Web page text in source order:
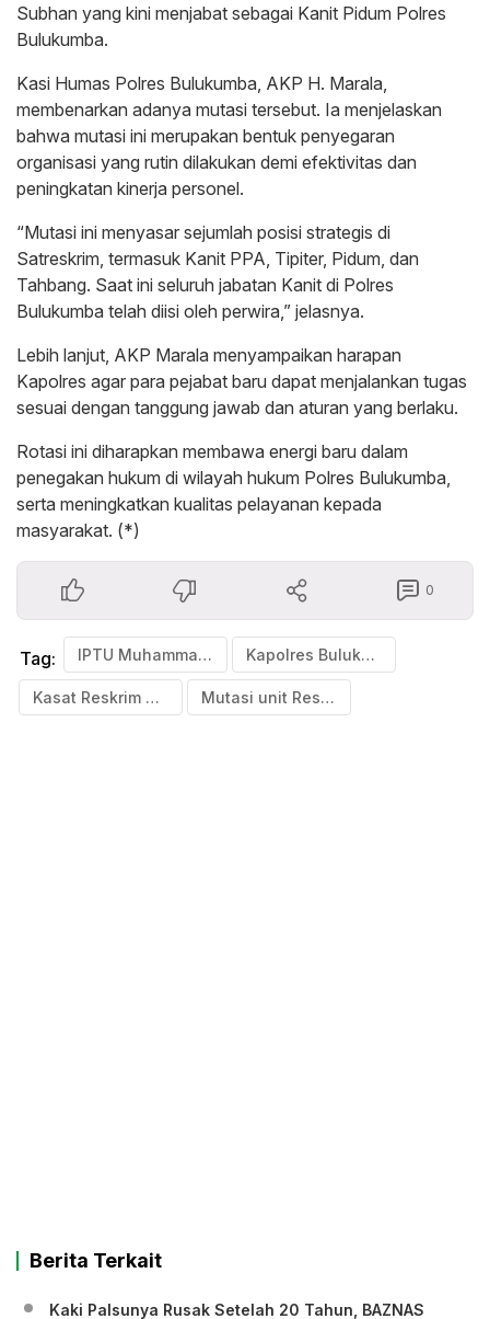
Subhan yang kini menjabat sebagai Kanit Pidum Polres
Bulukumba.
Kasi Humas Polres Bulukumba, AKP H. Marala,
membenarkan adanya mutasi tersebut. Ia menjelaskan
bahwa mutasi ini merupakan bentuk penyegaran
organisasi yang rutin dilakukan demi efektivitas dan
peningkatan kinerja personel.
“Mutasi ini menyasar sejumlah posisi strategis di
Satreskrim, termasuk Kanit PPA, Tipiter, Pidum, dan
Tahbang. Saat ini seluruh jabatan Kanit di Polres
Bulukumba telah diisi oleh perwira,” jelasnya.
Lebih lanjut, AKP Marala menyampaikan harapan
Kapolres agar para pejabat baru dapat menjalankan tugas
sesuai dengan tanggung jawab dan aturan yang berlaku.
Rotasi ini diharapkan membawa energi baru dalam
penegakan hukum di wilayah hukum Polres Bulukumba,
serta meningkatkan kualitas pelayanan kepada
masyarakat. (*)
0
Tag: IPTU Muhammad Ali Jabat Kasat Reskrim Kapolres Bulukumba
Kasat Reskrim Polres Bulukumba Berganti Mutasi unit Reskrim polres Bululumba
Berita Terkait
Kaki Palsunya Rusak Setelah 20 Tahun, BAZNAS